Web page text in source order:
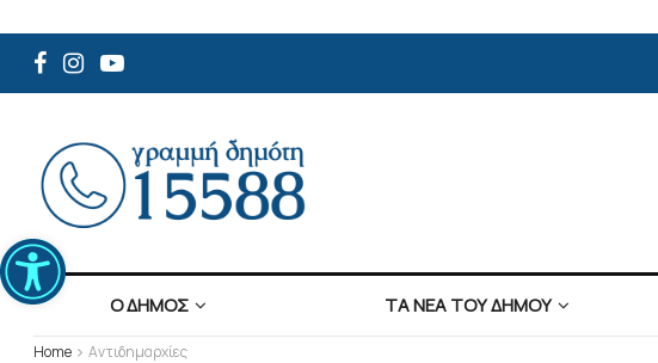
Ανοίξτε τη γραμμή εργαλείων
Ο ΔΗΜΟΣ ΤΑ ΝΕΑ ΤΟΥ ΔΗΜΟΥ
Home Αντιδημαρχίες